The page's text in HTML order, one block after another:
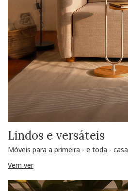
Lindos e versáteis
Móveis para a primeira - e toda - casa
Vem ver